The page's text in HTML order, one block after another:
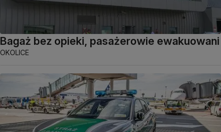
Bagaż bez opieki, pasażerowie ewakuowani
OKOLICE